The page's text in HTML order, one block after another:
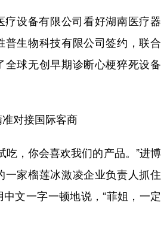
设备有限公司看好湖南医疗器
普生物科技有限公司签约，联合
全球无创早期诊断心梗猝死设备
对接国际客商
，你会喜欢我们的产品。”进博
一家榴莲冰激凌企业负责人抓住
文一字一顿地说，“菲姐，一定